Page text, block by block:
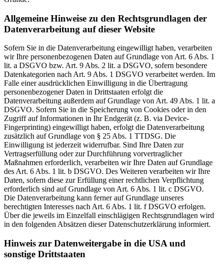
Allgemeine Hinweise zu den Rechtsgrundlagen der
Datenverarbeitung auf dieser Website
Sofern Sie in die Datenverarbeitung eingewilligt haben, verarbeiten
wir Ihre personenbezogenen Daten auf Grundlage von Art. 6 Abs. 1
lit. a DSGVO bzw. Art. 9 Abs. 2 lit. a DSGVO, sofern besondere
Datenkategorien nach Art. 9 Abs. 1 DSGVO verarbeitet werden. Im
Falle einer ausdrücklichen Einwilligung in die Übertragung
personenbezogener Daten in Drittstaaten erfolgt die
Datenverarbeitung außerdem auf Grundlage von Art. 49 Abs. 1 lit. a
DSGVO. Sofern Sie in die Speicherung von Cookies oder in den
Zugriff auf Informationen in Ihr Endgerät (z. B. via Device-
Fingerprinting) eingewilligt haben, erfolgt die Datenverarbeitung
zusätzlich auf Grundlage von § 25 Abs. 1 TTDSG. Die
Einwilligung ist jederzeit widerrufbar. Sind Ihre Daten zur
Vertragserfüllung oder zur Durchführung vorvertraglicher
Maßnahmen erforderlich, verarbeiten wir Ihre Daten auf Grundlage
des Art. 6 Abs. 1 lit. b DSGVO. Des Weiteren verarbeiten wir Ihre
Daten, sofern diese zur Erfüllung einer rechtlichen Verpflichtung
erforderlich sind auf Grundlage von Art. 6 Abs. 1 lit. c DSGVO.
Die Datenverarbeitung kann ferner auf Grundlage unseres
berechtigten Interesses nach Art. 6 Abs. 1 lit. f DSGVO erfolgen.
Über die jeweils im Einzelfall einschlägigen Rechtsgrundlagen wird
in den folgenden Absätzen dieser Datenschutzerklärung informiert.
Hinweis zur Datenweitergabe in die USA und
sonstige Drittstaaten